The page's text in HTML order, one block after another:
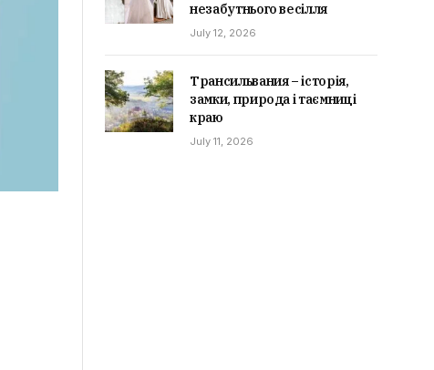
незабутнього весілля
July 12, 2026
Трансильвания – історія,
замки, природа і таємниці
краю
July 11, 2026